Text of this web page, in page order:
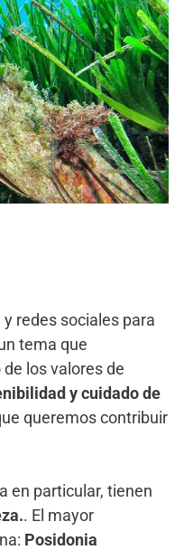
redes sociales para
tema que
los valores de
y cuidado de
queremos contribuir
en particular, tienen
. El mayor
Posidonia